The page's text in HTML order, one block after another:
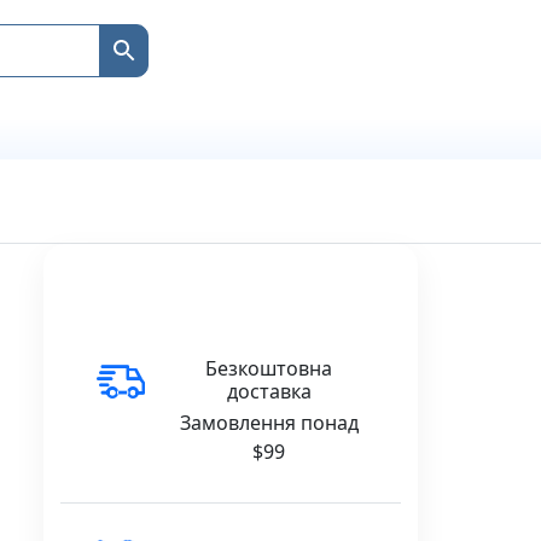
Безкоштовна
доставка
Замовлення понад
$99